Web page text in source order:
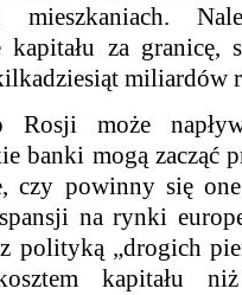
kapitału za granicę,
miliardów
Rosji może
banki mogą zacząć
czy powinny się
na rynki
polityką „drogich
kapitału